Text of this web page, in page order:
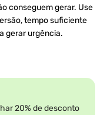
conseguem gerar. Use
tempo suficiente
gerar urgência.
20% de desconto